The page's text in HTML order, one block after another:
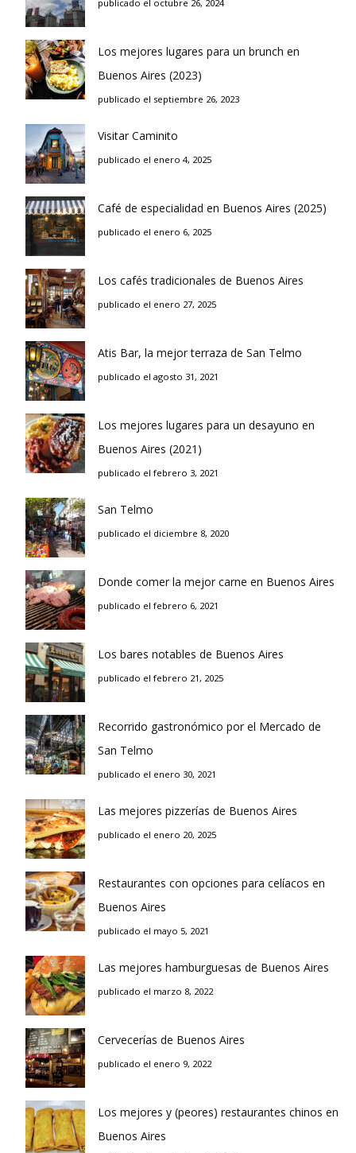
publicado el octubre 26, 2024
Los mejores lugares para un brunch en
Buenos Aires (2023)
publicado el septiembre 26, 2023
Visitar Caminito
publicado el enero 4, 2025
Café de especialidad en Buenos Aires (2025)
publicado el enero 6, 2025
Los cafés tradicionales de Buenos Aires
publicado el enero 27, 2025
Atis Bar, la mejor terraza de San Telmo
publicado el agosto 31, 2021
Los mejores lugares para un desayuno en
Buenos Aires (2021)
publicado el febrero 3, 2021
San Telmo
publicado el diciembre 8, 2020
Donde comer la mejor carne en Buenos Aires
publicado el febrero 6, 2021
Los bares notables de Buenos Aires
publicado el febrero 21, 2025
Recorrido gastronómico por el Mercado de
San Telmo
publicado el enero 30, 2021
Las mejores pizzerías de Buenos Aires
publicado el enero 20, 2025
Restaurantes con opciones para celíacos en
Buenos Aires
publicado el mayo 5, 2021
Las mejores hamburguesas de Buenos Aires
publicado el marzo 8, 2022
Cervecerías de Buenos Aires
publicado el enero 9, 2022
Los mejores y (peores) restaurantes chinos en
Buenos Aires